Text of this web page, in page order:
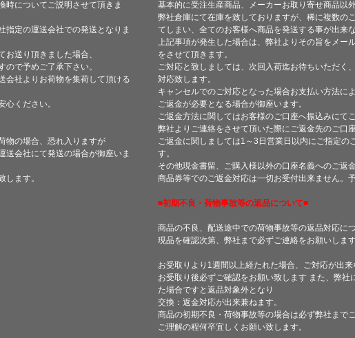
時についてご説明させて頂きま
指定の運送会社での発送となりま
お送り頂きました場合、
ので予めご了承下さい。
会社よりお荷物を集荷して頂ける
心ください。
物の場合、恐れ入りますが
送会社にて発送の場合が御座いま
します。
基本的に受注生産商品、メーカーお取り寄せ商品以
弊社倉庫にて在庫を致しておりますが、稀に複数の
てしまい、全てのお客様へ商品を発送する事が出来
上記事項が発生した場合は、弊社よりその旨をメー
をさせて頂きます。
ご対応と致しましては、次回入荷迄お待ちいただく
対応致します。
キャンセルでのご対応となった場合お支払い方法に
ご返金が必要となる場合が御座います。
ご返金方法に関してはお客様のご口座へ振込みにて
弊社よりご連絡をさせて頂いた際にご返金先のご口
ご返金に関しましては1～3日営業日以内にご指定の
す。
その他現金書留、ご購入様以外の口座名義へのご返金
商品券等でのご返金対応は一切お受付出来ません。
■初期不良・荷物事故等の返品について■
商品の不良、配送途中での荷物事故等の返品対応に
現品を確認次第、弊社まで必ずご連絡をお願いします
お受取りより1週間以上経たれた場合、ご対応が出来
お受取り後必ずご確認をお願い致します また、弊社
た場合ですと返品対象外となり
交換：返金対応が出来兼ねます。
商品の初期不良・荷物事故等の場合は必ず弊社まで
ご理解の程何卒宜しくお願い致します。